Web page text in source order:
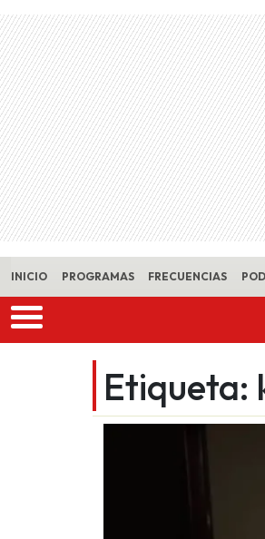
Skip to main content
INICIO PROGRAMAS FRECUENCIAS
Etiqueta: